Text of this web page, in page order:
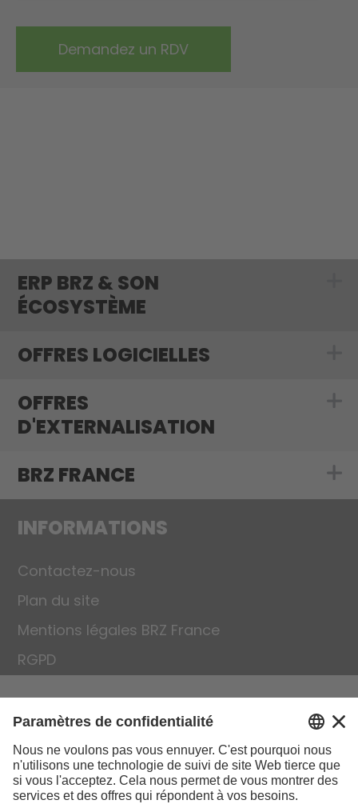
ERP BRZ & SON
ÉCOSYSTÈME
OFFRES LOGICIELLES
OFFRES
D'EXTERNALISATION
Show
BRZ FRANCE Show
INFORMATIONS
Contactez-nous
Plan du site
Mentions légales BRZ France
RGPD